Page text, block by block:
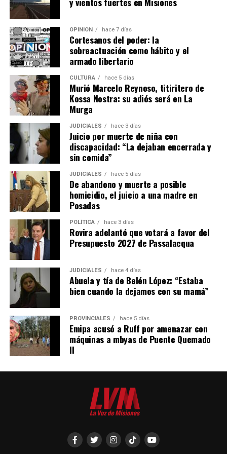
especial:
“Una cosa es diseñar una máquina en la computadora y
otra muy distinta es subirse a un tractor, sentir cómo
trabaja y entender en condiciones reales lo que uno
proyecta”.
Una fábrica misionera con proyección
internacional
La empresa Lory emplea actualmente a 17 personas,
entre personal administrativo, ingenieros de diseño y
operarios de producción.
La firma fabrica cosechadoras de yerba mate, té y
tabaco, además de implementos agrícolas como
desmalezadoras, fumigadoras, fertilizadoras y otros
equipos adaptados a las condiciones productivas de
Misiones.
Ante la caída de las ventas de maquinaria en los últimos
años, la empresa decidió diversificar su actividad
incorporando reparaciones, servicios de corte con
pantógrafo y trabajos de diseño para terceros.
“Nos abrimos un poco para no dejar sin trabajo a los
muchachos. Formar un operario lleva años y perder ese
capital humano sería un retroceso enorme”, afirmó
Lory.
Tecnología pensada para Misiones
Lory destacó que una de las fortalezas de la empresa es
desarrollar equipos específicamente pensados para los
OPINIÓN hace 7 días
Cortesanos del poder: la
sobreactuación como hábito y el
armado libertario
CULTURA hace 5 días
Murió Marcelo Reynoso, titiritero de
Kossa Nostra: su adiós será en La
Murga
JUDICIALES hace 3 días
Juicio por muerte de niña con
discapacidad: “La dejaban encerrada y
sin comida”
JUDICIALES hace 5 días
De abandono y muerte a posible
homicidio, el juicio a una madre en
Posadas
POLÍTICA hace 3 días
Rovira adelantó que votará a favor del
Presupuesto 2027 de Passalacqua
JUDICIALES hace 4 días
Abuela y tía de Belén López: “Estaba
bien cuando la dejamos con su mamá”
PROVINCIALES hace 5 días
Emipa acusó a Ruff por amenazar con
máquinas a mbyas de Puente Quemado
II